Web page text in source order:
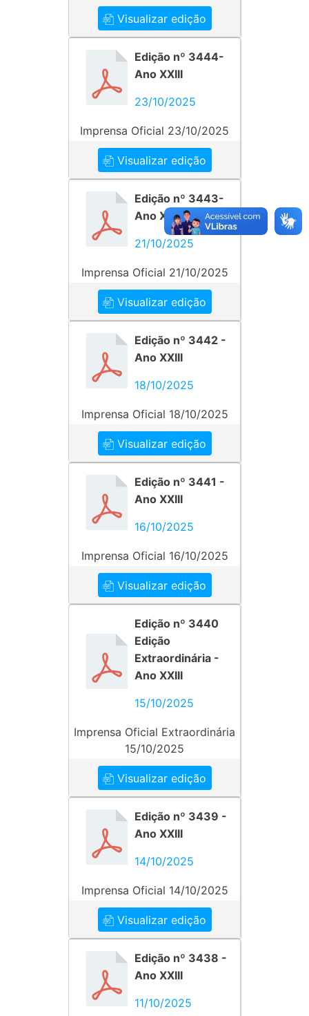
Visualizar edição
Edição nº 3444-
Ano XXIII
23/10/2025
Imprensa Oficial 23/10/2025
Visualizar edição
Edição nº 3443-
Ano XXIII
21/10/2025
Imprensa Oficial 21/10/2025
Visualizar edição
Edição nº 3442 -
Ano XXIII
18/10/2025
Imprensa Oficial 18/10/2025
Visualizar edição
Edição nº 3441 -
Ano XXIII
16/10/2025
Imprensa Oficial 16/10/2025
Visualizar edição
Edição nº 3440
Edição
Extraordinária -
Ano XXIII
15/10/2025
Imprensa Oficial Extraordinária
15/10/2025
Visualizar edição
Edição nº 3439 -
Ano XXIII
14/10/2025
Imprensa Oficial 14/10/2025
Visualizar edição
Edição nº 3438 -
Ano XXIII
11/10/2025